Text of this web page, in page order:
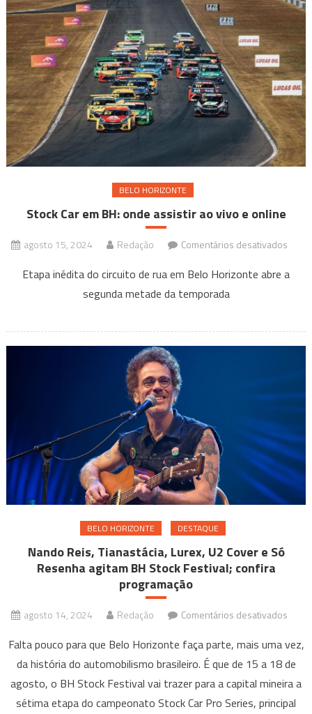
BELO HORIZONTE
Stock Car em BH: onde assistir ao vivo e online
agosto 15, 2024 Redação Comentários desativadosem
Car
onde
e
Etapa inédita do circuito de rua em Belo Horizonte abre a
segunda metade da temporada
BELO HORIZONTE DESTAQUE
Nando Reis, Tianastácia, Lurex, U2 Cover e Só
Resenha agitam BH Stock Festival; confira
programação
agosto 14, 2024 Redação Comentários desativadosem
Reis,
Lurex,
U2
Falta pouco para que Belo Horizonte faça parte, mais uma vez,
da história do automobilismo brasileiro. É que de 15 a 18 de
agosto, o BH Stock Festival vai trazer para a capital mineira a
sétima etapa do campeonato Stock Car Pro Series, principal